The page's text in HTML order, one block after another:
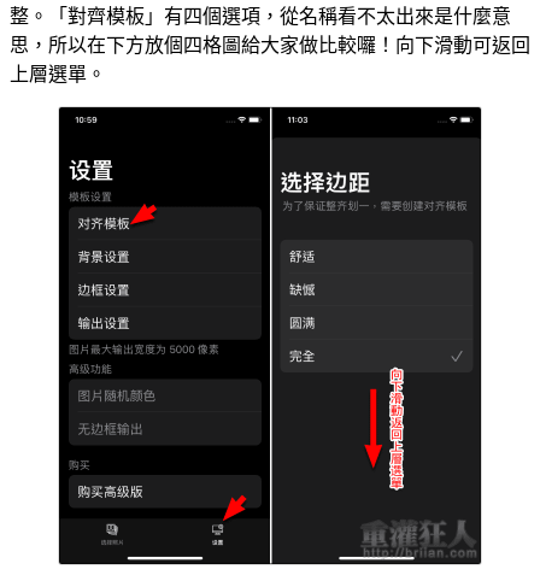
整。「對齊模板」有四個選項，從名稱看不太出來是什麼意
思，所以在下方放個四格圖給大家做比較囉！向下滑動可返回
上層選單。